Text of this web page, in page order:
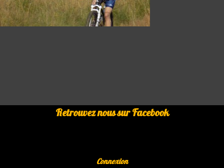
Retrouvez nous sur Facebook
Connexion